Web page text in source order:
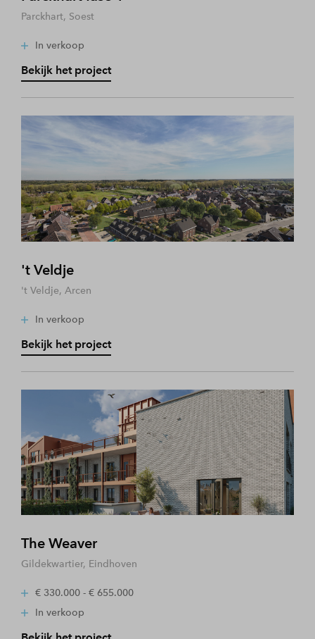
Parckhart, Soest
In verkoop
Bekijk het project
't Veldje
't Veldje, Arcen
In verkoop
Bekijk het project
The Weaver
Gildekwartier, Eindhoven
€ 330.000 - € 655.000
In verkoop